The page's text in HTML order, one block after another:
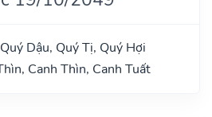
Dậu, Quý Tị, Quý Hợi
Canh Thìn, Canh Tuất